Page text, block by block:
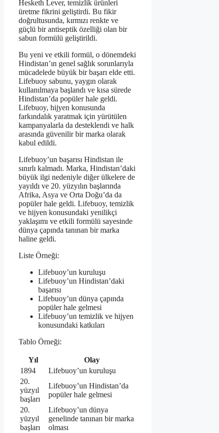
Hesketh Lever, temizlik ürünleri
üretme fikrini geliştirdi. Bu fikir
doğrultusunda, kırmızı renkte ve
güçlü bir antiseptik özelliği olan bir
sabun formülü geliştirildi.
Bu yeni ve etkili formül, o dönemdeki
Hindistan’ın genel sağlık sorunlarıyla
mücadelede büyük bir başarı elde etti.
Lifebuoy sabunu, yaygın olarak
kullanılmaya başlandı ve kısa sürede
Hindistan’da popüler hale geldi.
Lifebuoy, hijyen konusunda
farkındalık yaratmak için yürütülen
kampanyalarla da desteklendi ve halk
arasında güvenilir bir marka olarak
kabul edildi.
Lifebuoy’un başarısı Hindistan ile
sınırlı kalmadı. Marka, Hindistan’daki
büyük ilgi nedeniyle diğer ülkelere de
yayıldı ve 20. yüzyılın başlarında
Afrika, Asya ve Orta Doğu’da da
popüler hale geldi. Lifebuoy, temizlik
ve hijyen konusundaki yenilikçi
yaklaşımı ve etkili formülü sayesinde
dünya çapında tanınan bir marka
haline geldi.
Liste Örneği:
Lifebuoy’un kuruluşu
Lifebuoy’un Hindistan’daki
başarısı
Lifebuoy’un dünya çapında
popüler hale gelmesi
Lifebuoy’un temizlik ve hijyen
konusundaki katkıları
Tablo Örneği:
Yıl
Olay
1894
Lifebuoy’un kuruluşu
20.
yüzyıl
başları
Lifebuoy’un Hindistan’da
popüler hale gelmesi
20.
yüzyıl
başları
Lifebuoy’un dünya
genelinde tanınan bir marka
olması